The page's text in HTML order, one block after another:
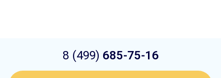
8 (499) 685-75-16